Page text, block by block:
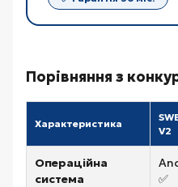
Порівняння з
Характеристика
V2
Операційна
система
✅